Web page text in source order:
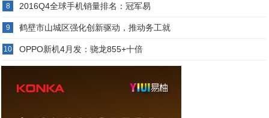
8 2016Q4全球手机销量排名：冠军易
9 鹤壁市山城区强化创新驱动，推动务工就
10 OPPO新机4月发：骁龙855+十倍